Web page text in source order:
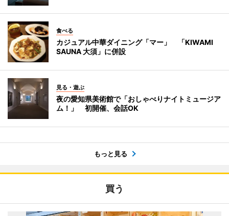
食べる
カジュアル中華ダイニング「マー」 「KIWAMI
SAUNA 大須」に併設
見る・遊ぶ
夜の愛知県美術館で「おしゃべりナイトミュージア
ム！」 初開催、会話OK
もっと見る
買う